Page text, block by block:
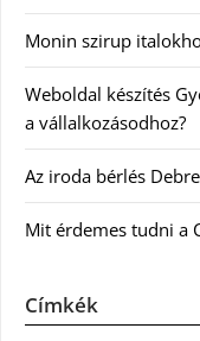
Monin szirup
Weboldal készítés
a vállalkozásodhoz?
Az iroda bérlés
Mit érdemes tudni a
Címkék